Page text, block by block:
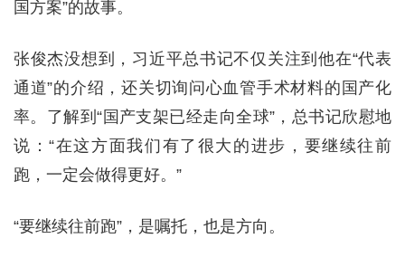
国方案”的故事。
张俊杰没想到，习近平总书记不仅关注到他在“代表
通道”的介绍，还关切询问心血管手术材料的国产化
率。了解到“国产支架已经走向全球”，总书记欣慰地
说：“在这方面我们有了很大的进步，要继续往前
跑，一定会做得更好。”
“要继续往前跑”，是嘱托，也是方向。